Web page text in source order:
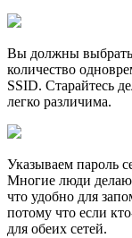
Вы должны выбрать
количество
SSID. Старайтесь
легко различима.
Указываем пароль
Многие люди
что удобно для
потому что если
для обеих сетей.